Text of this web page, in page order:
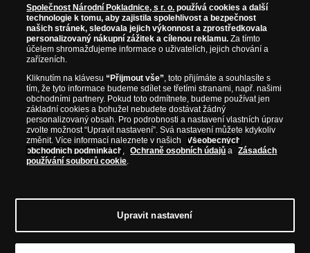
Společnost Národní Pokladnice, s r. o. používá cookies a další
technologie k tomu, aby zajistila spolehlivost a bezpečnost
našich stránek, sledovala jejich výkonnost a zprostředkovala
personalizovaný nákupní zážitek a cílenou reklamu. Za tímto
účelem shromažďujeme informace o uživatelích, jejich chování a
zařízeních.
Kliknutím na klávesu“Přijmout vše”, toto přijímáte a souhlasíte s
tím, že tyto informace budeme sdílet se třetími stranami, např. našimi
obchodními partnery. Pokud toto odmítnete, budeme používat jen
základní cookies a bohužel nebudete dostávat žádný
personalizovaný obsah. Pro podrobnosti a nastavení vlastních úprav
zvolte možnost “Upravit nastavení”. Svá nastavení můžete kdykoliv
změnit. Více informací naleznete v našich
Všeobecných
obchodních podmínkách , Ochraně osobních údajů a
Zásadách
používání souborů cookie.
Upravit nastavení